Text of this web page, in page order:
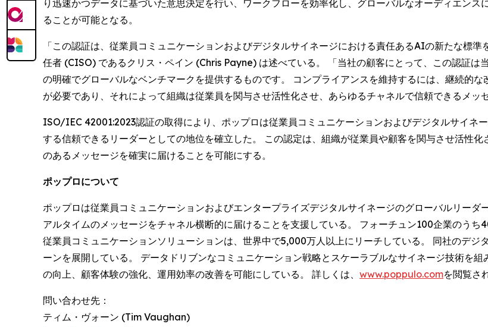
り迅速かつデータに基づいた意思決定を行い、ワークフローを効率化し、グローバルなオーディエン
ることが可能となる。
「この認証は、従業員コミュニケーションおよびデジタルサイネージにおける責任あるAIの新たな標
任者 (CISO) であるクリス・ペイン (Chris Payne) は述べている。 「当社の顧客にとって、この認証
の明確でグローバルなベンチマークを提供するものです。 コンプライアンスを維持するには、継続的
が必要であり、それによって組織は従業員を関与させ活性化させ、あらゆるチャネルで信頼できるメッ
ISO/IEC 42001:2023認証の取得により、ポップロは従業員コミュニケーションおよびデジタルサイネ
する信頼できるリーダーとしての地位を確立した。 この認定は、組織が従業員や顧客を関与させ活性
のあるメッセージを確実に届けることを可能にする。
ポップロについて
ポップロは従業員コミュニケーションおよびエンタープライズデジタルサイネージのグローバルリー
アルタイムのメッセージをチャネル横断的に届けることを支援している。 フォーチュン100企業のう
従業員コミュニケーションソリューションは、世界中で5,000万人以上にリーチしている。 同社のデジ
ーンを展開している。 データドリブンなコミュニケーション戦略とスケーラブルなサイネージ技術を
の向上、顧客体験の強化、運用効率の改善を可能にしている。 詳しくは、 www.poppulo.comを閲覧さ
問い合わせ先：
ティム・ヴォーン (Tim Vaughan)